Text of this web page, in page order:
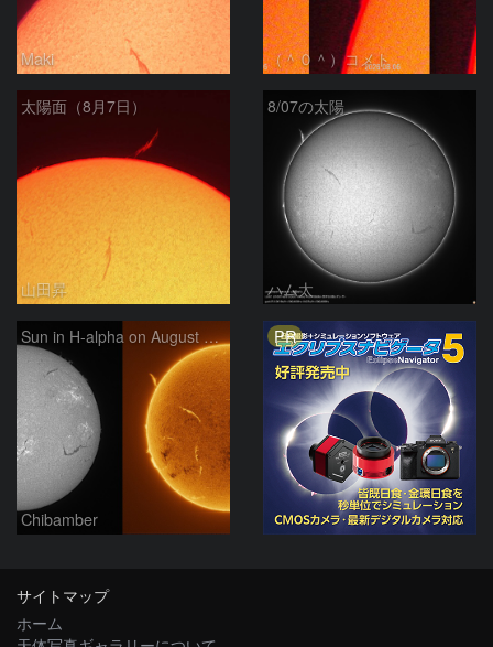
Maki （＾０＾）コメト
太陽面（8月7日）
山田昇
8/07の太陽
ハム太
Sun in H-alpha on August 7, 2026
Chibamber
PR
サイトマップ
ホーム